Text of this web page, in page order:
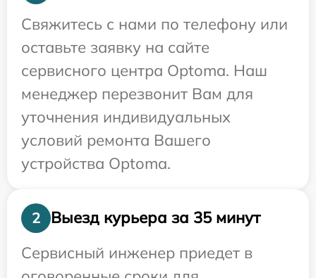
Свяжитесь с нами по телефону или
оставьте заявку на сайте
сервисного центра Optoma. Наш
менеджер перезвонит Вам для
уточнения индивидуальных
условий ремонта Вашего
устройства Optoma.
2
Выезд курьера за 35 минут
Сервисный инженер приедет в